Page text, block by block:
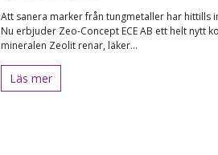
Att sanera marker från tungmetaller har
Nu erbjuder Zeo-Concept ECE AB ett helt nytt
mineralen Zeolit renar, läker...
Läs mer